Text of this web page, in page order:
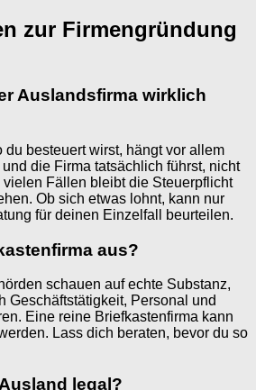
zur Firmengründung
Auslandsfirma wirklich
du besteuert wirst, hängt vor allem
die Firma tatsächlich führst, nicht
vielen Fällen bleibt die Steuerpflicht
Ob sich etwas lohnt, kann nur
für deinen Einzelfall beurteilen.
aus?
schauen auf echte Substanz,
Geschäftstätigkeit, Personal und
Eine reine Briefkastenfirma kann
Lass dich beraten, bevor du so
legal?